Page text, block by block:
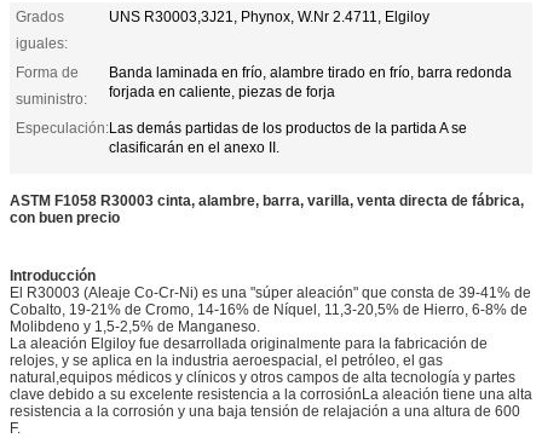
Grados
iguales:
UNS R30003,3J21, Phynox, W.Nr 2.4711, Elgiloy
Forma de
suministro:
Banda laminada en frío, alambre tirado en frío, barra redonda
forjada en caliente, piezas de forja
Especulación:Las demás partidas de los productos de la partida A se
clasificarán en el anexo II.
ASTM F1058 R30003 cinta, alambre, barra, varilla, venta directa de fábrica,
con buen precio
Introducción
El R30003 (Aleaje Co-Cr-Ni) es una "súper aleación" que consta de 39-41% de
Cobalto, 19-21% de Cromo, 14-16% de Níquel, 11,3-20,5% de Hierro, 6-8% de
Molibdeno y 1,5-2,5% de Manganeso.
La aleación Elgiloy fue desarrollada originalmente para la fabricación de
relojes, y se aplica en la industria aeroespacial, el petróleo, el gas
natural,equipos médicos y clínicos y otros campos de alta tecnología y partes
clave debido a su excelente resistencia a la corrosiónLa aleación tiene una alta
resistencia a la corrosión y una baja tensión de relajación a una altura de 600
F.